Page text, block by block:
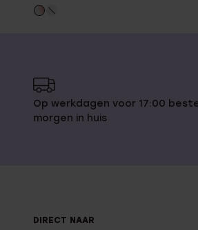
Op werkdagen voor 17:00
morgen in huis
DIRECT NAAR